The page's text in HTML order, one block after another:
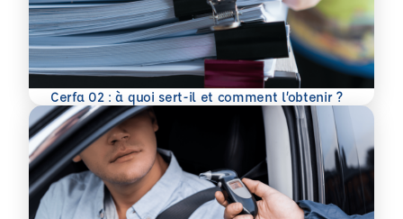
Cerfa 02 : à quoi sert-il et comment l’obtenir ?
En savoir plus